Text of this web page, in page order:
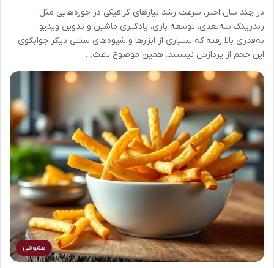
در چند سال اخیر، سرعت رشد نیازهای گرافیکی در حوزه‌هایی مثل
رندرینگ سه‌بعدی، توسعه بازی، یادگیری ماشین و تدوین ویدیو
به‌قدری بالا رفته که بسیاری از ابزارها و شیوه‌های سنتی دیگر جوابگوی
این حجم از پردازش نیستند. همین موضوع باعث…
عمومی